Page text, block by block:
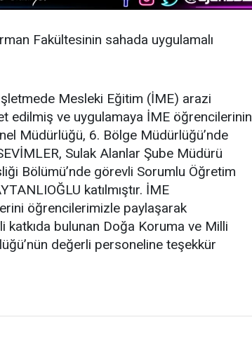
Fakültesinin sahada uygulamalı
Mesleki Eğitim (İME) arazi
edilmiş ve uygulamaya İME öğrencilerinin
Müdürlüğü, 6. Bölge Müdürlüğü’nde
Sulak Alanlar Şube Müdürü
Bölümü’nde görevli Sorumlu Öğretim
katılmıştır. İME
öğrencilerimizle paylaşarak
bulunan Doğa Koruma ve Milli
değerli personeline teşekkür